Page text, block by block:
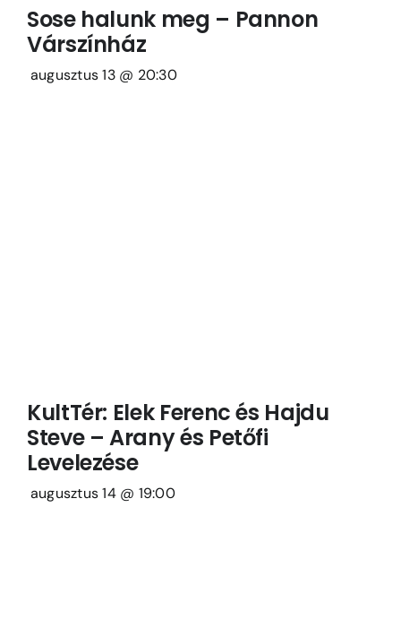
Sose halunk meg – Pannon
Várszínház
augusztus 13 @ 20:30
KultTér: Elek Ferenc és Hajdu
Steve – Arany és Petőfi
Levelezése
augusztus 14 @ 19:00